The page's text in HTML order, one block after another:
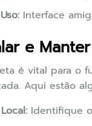
Interface
e
é vital para o
Aqui estão
Identifique